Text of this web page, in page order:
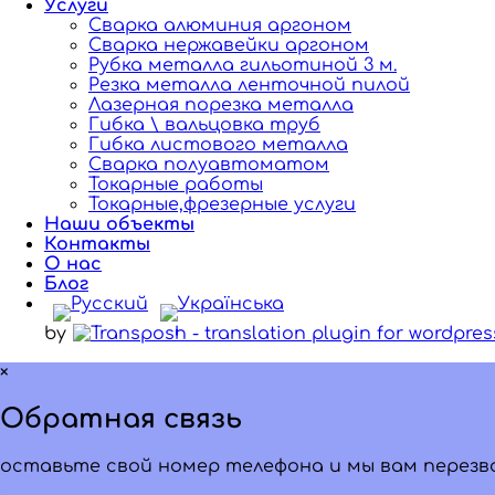
Услуги
Сварка алюминия аргоном
Сварка нержавейки аргоном
Рубка металла гильотиной 3 м.
Резка металла ленточной пилой
Лазерная порезка металла
Гибка \ вальцовка труб
Гибка листового металла
Сварка полуавтоматом
Токарные работы
Токарные,фрезерные услуги
Наши объекты
Контакты
О нас
Блог
by
×
Обратная связь
оставьте свой номер телефона и мы вам